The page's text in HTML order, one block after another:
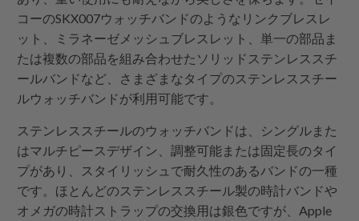
コーのSKX007ウォッチバンドのようなリンクブレスレ
ット、ミラネーゼメッシュブレスレット、単一の部品ま
たは複数の部品を組み合わせたソリッドステンレススチ
ールバンドなど、さまざまなタイプのステンレススチー
ルウォッチバンドが利用可能です。
ステンレススチールのウォッチバンドは、シングルまた
はマルチピースデザイン、調整可能または固定長のタイ
プがあり、スタイリッシュで耐久性のあるバンドの一種
です。ほとんどのステンレススチール製の時計バンドや
オメガの時計ストラップの交換用は銀色ですが、Apple